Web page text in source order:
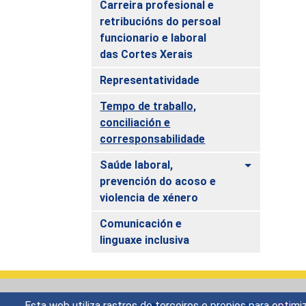
Carreira profesional e
retribucións do persoal
funcionario e laboral
das Cortes Xerais
Representatividade
Tempo de traballo,
conciliación e
corresponsabilidade
Saúde laboral,
prevención do acoso e
violencia de xénero
Toggle
Comunicación e
linguaxe inclusiva